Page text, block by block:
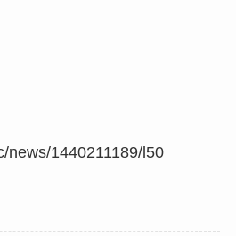
news/1440211189/l50